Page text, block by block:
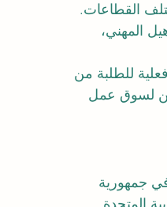
القطاعات.
المهني،
للطلبة من
لسوق عمل
جمهورية